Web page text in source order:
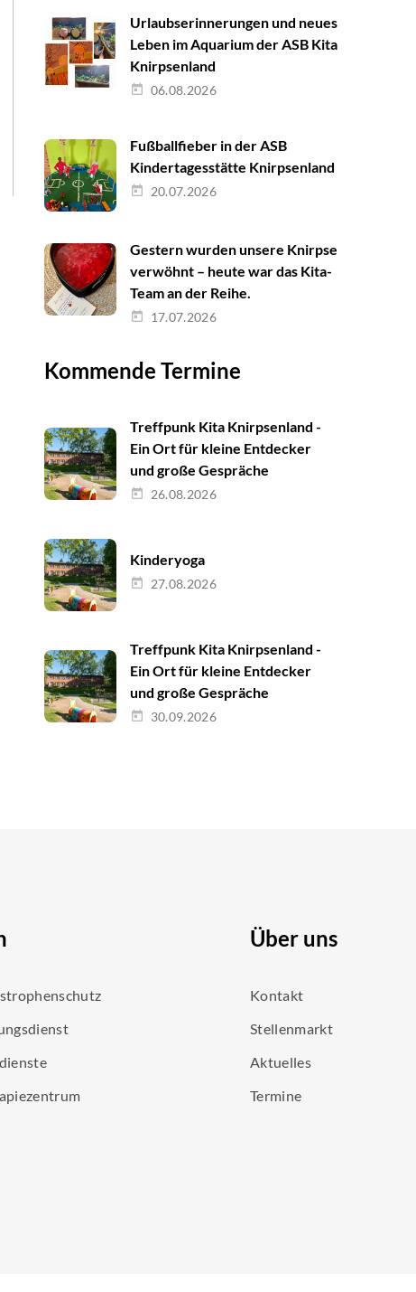
Urlaubserinnerungen und neues
Leben im Aquarium der ASB Kita
Knirpsenland
06.08.2026
Fußballfieber in der ASB
Kindertagesstätte Knirpsenland
20.07.2026
Gestern wurden unsere Knirpse
verwöhnt – heute war das Kita-
Team an der Reihe.
17.07.2026
Kommende Termine
Treffpunk Kita Knirpsenland -
Ein Ort für kleine Entdecker
und große Gespräche
26.08.2026
Kinderyoga
27.08.2026
Treffpunk Kita Knirpsenland -
Ein Ort für kleine Entdecker
und große Gespräche
30.09.2026
Über uns
Kontakt
Stellenmarkt
Aktuelles
Termine